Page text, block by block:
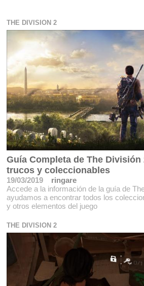
THE DIVISION 2
Guía Completa de The
trucos y coleccionables
19/03/2019
ringare
Accede a la información de la guía de
ayudamos a encontrar todos los
y otros elementos del juego
THE DIVISION 2